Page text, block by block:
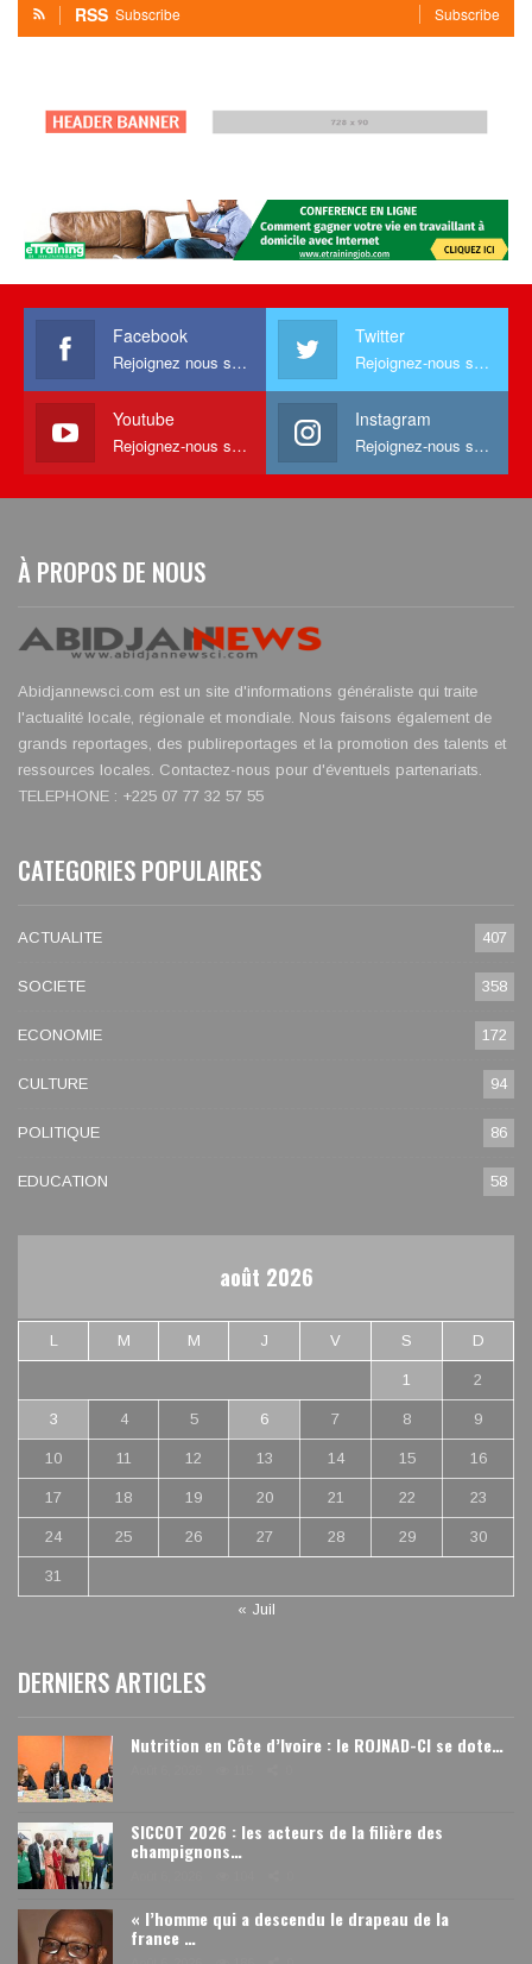
RSS Subscribe Subscribe
Facebook
Rejoignez nous sur facebook
Twitter
Rejoignez-nous sur Twitter
Youtube
Rejoignez-nous sur Youtube
Instagram
Rejoignez-nous sur Instagram
À PROPOS DE NOUS
Abidjannewsci.com est un site d'informations généraliste qui traite
l'actualité locale, régionale et mondiale. Nous faisons également de
grands reportages, des publireportages et la promotion des talents et
ressources locales. Contactez-nous pour d'éventuels partenariats.
TELEPHONE : +225 07 77 32 57 55
CATEGORIES POPULAIRES
ACTUALITE 407
SOCIETE 358
ECONOMIE 172
CULTURE 94
POLITIQUE 86
EDUCATION 58
août 2026
L M M J V S D
1 2
3 4 5 6 7 8 9
10 11 12 13 14 15 16
17 18 19 20 21 22 23
24 25 26 27 28 29 30
31
« Juil
DERNIERS ARTICLES
Nutrition en Côte d’Ivoire : le ROJNAD-CI se dote…
SICCOT 2026 : les acteurs de la filière des
champignons…
« l’homme qui a descendu le drapeau de la
france …